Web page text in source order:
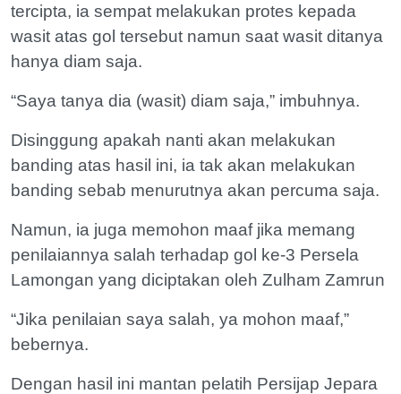
tercipta, ia sempat melakukan protes kepada
wasit atas gol tersebut namun saat wasit ditanya
hanya diam saja.
“Saya tanya dia (wasit) diam saja,” imbuhnya.
Disinggung apakah nanti akan melakukan
banding atas hasil ini, ia tak akan melakukan
banding sebab menurutnya akan percuma saja.
Namun, ia juga memohon maaf jika memang
penilaiannya salah terhadap gol ke-3 Persela
Lamongan yang diciptakan oleh Zulham Zamrun
“Jika penilaian saya salah, ya mohon maaf,”
bebernya.
Dengan hasil ini mantan pelatih Persijap Jepara